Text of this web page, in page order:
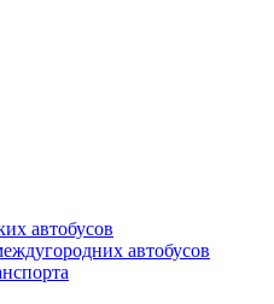
автобусов
автобусов